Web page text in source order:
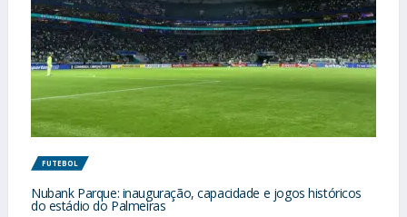
FUTEBOL
Nubank Parque: inauguração, capacidade e jogos históricos
do estádio do Palmeiras